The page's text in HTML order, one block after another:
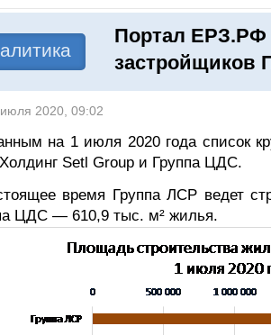
Портал ЕРЗ.РФ
застройщиков
2020, 09:02
на 1 июля 2020 года список
Setl Group и Группа ЦДС.
время Группа ЛСР ведет
ЦДС — 610,9 тыс. м² жилья.